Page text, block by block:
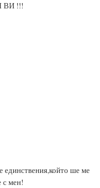
ВИ !!!
единствения,който ше ме
с мен!